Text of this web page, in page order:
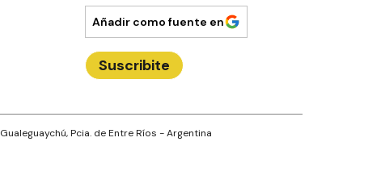
Añadir como fuente en
Suscribite
Gualeguaychú, Pcia. de Entre Ríos - Argentina